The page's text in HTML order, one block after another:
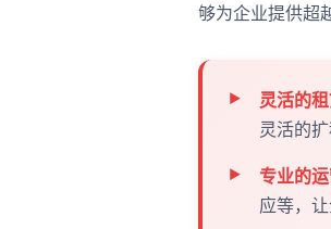
够为企业提供超
灵活的租
灵活的
专业的运
应等，